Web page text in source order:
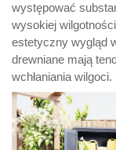
występować
wysokiej
estetyczny wygląd
drewniane mają
wchłaniania wilgoci.